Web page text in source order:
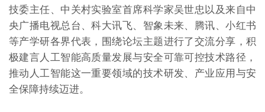
技委主任、中关村实验室首席科学家吴世忠以及来自中
央广播电视总台、科大讯飞、智象未来、腾讯、小红书
等产学研各界代表，围绕论坛主题进行了交流分享，积
极建言人工智能高质量发展与安全可靠可控技术路径，
推动人工智能这一重要领域的技术研发、产业应用与安
全保障持续迈进。